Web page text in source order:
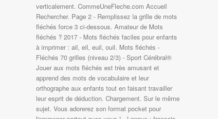
verticalement. CommeUneFleche.com Accueil
Rechercher. Page 2 - Remplissez la grille de mots
fléchés force 3 ci-dessous. Amateur de Mots
fléchés ? 2017 - Mots fléchés faciles pour enfants
à imprimer : ail, eil, euil, ouil. Mots fléchés -
Fléchés 70 grilles (niveau 2/3) - Sport Cérébral®
Jouer aux mots fléchés est très amusant et
apprend des mots de vocabulaire et leur
orthographe aux enfants tout en faisant travailler
leur esprit de déduction. Chargement. Sur le même
sujet. Vous adorerez son format pocket pour